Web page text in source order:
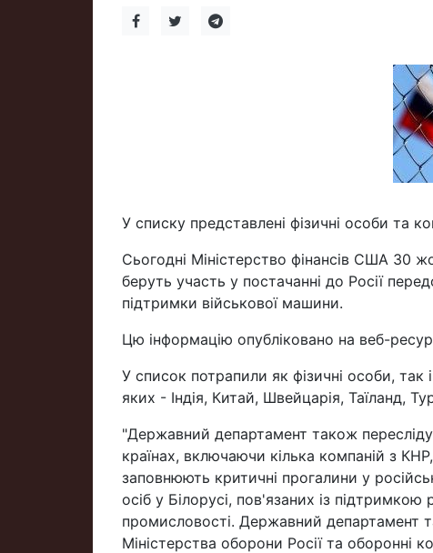
У списку представлені фізичні особи та
Сьогодні Міністерство фінансів США 30
беруть участь у постачанні до Росії
підтримки військової машини.
Цю інформацію опубліковано на веб-
У список потрапили як фізичні особи,
яких - Індія, Китай, Швейцарія, Таїланд,
"Державний департамент також
країнах, включаючи кілька компаній з
заповнюють критичні прогалини у
осіб у Білорусі, пов'язаних із
промисловості. Державний департамент
Міністерства оборони Росії та оборонні